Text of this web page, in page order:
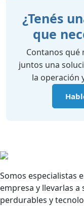
¿Tenés
que
Contanos qué
juntos una
la operación
Somos especialistas
empresa y llevarlas
perdurables y